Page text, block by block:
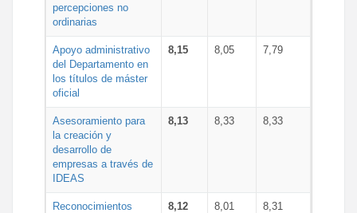
percepciones no
ordinarias
Apoyo administrativo
del Departamento en
los títulos de máster
oficial
8,15 8,05 7,79
Asesoramiento para
la creación y
desarrollo de
empresas a través de
IDEAS
8,13 8,33 8,33
Reconocimientos
8,12 8,01 8,31